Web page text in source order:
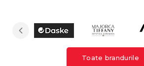
Toate brandurile